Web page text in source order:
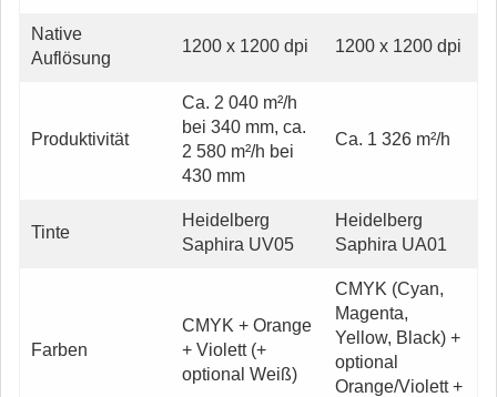
Native
Auflösung
1200 x 1200 dpi 1200 x 1200 dpi
Produktivität
Ca. 2 040 m²/h
bei 340 mm, ca.
2 580 m²/h bei
430 mm
Ca. 1 326 m²/h
Tinte
Heidelberg
Saphira UV05
Heidelberg
Saphira UA01
Farben
CMYK + Orange
+ Violett (+
optional Weiß)
CMYK (Cyan,
Magenta,
Yellow, Black) +
optional
Orange/Violett +